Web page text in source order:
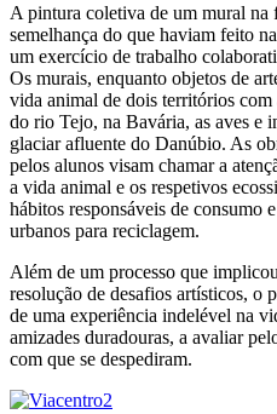
A pintura coletiva de um mural na
semelhança do que haviam feito
um exercício de trabalho
Os murais, enquanto objetos de
vida animal de dois territórios
do rio Tejo, na Bavária, as aves e
glaciar afluente do Danúbio. As
pelos alunos visam chamar a
a vida animal e os respetivos
hábitos responsáveis de consumo
urbanos para reciclagem.
Além de um processo que
resolução de desafios artísticos, o
de uma experiência indelével na
amizades duradouras, a avaliar
com que se despediram.